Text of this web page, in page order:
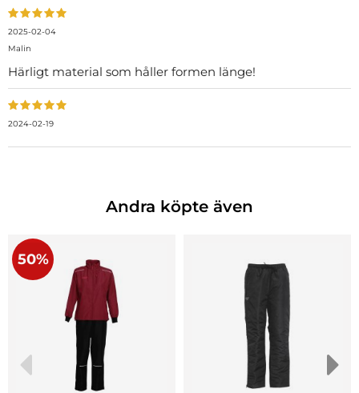
2025-02-04
Malin
Härligt material som håller formen länge!
2024-02-19
Andra köpte även
50%